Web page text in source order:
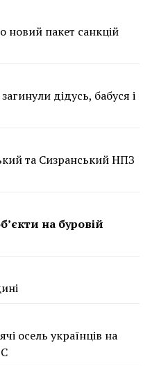
новий пакет санкцій
дідусь, бабуся і
та Сизранський НПЗ
на буровій
осель українців на